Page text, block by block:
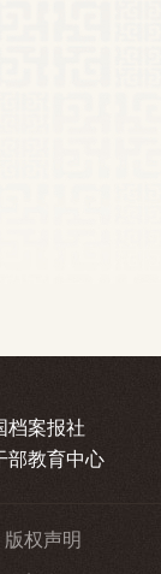
档案报社
部教育中心
版权声明